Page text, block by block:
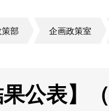
部 企画政策室
果公表】